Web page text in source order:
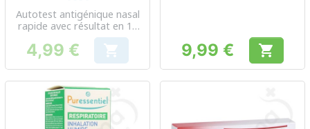
Autotest antigénique nasal
rapide avec résultat en 10
minutes
Prix
4,99 €  Prix
9,99 € 